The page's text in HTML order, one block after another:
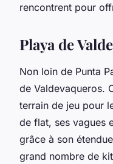
rencontrent pour
Playa de
Non loin de Punta
de Valdevaqueros.
terrain de jeu pour
de flat, ses vagues
grâce à son
grand nombre de